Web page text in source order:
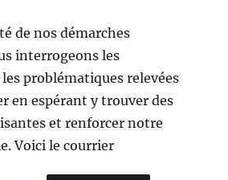
de nos démarches
interrogeons les
problématiques relevées
en espérant y trouver des
et renforcer notre
Voici le courrier